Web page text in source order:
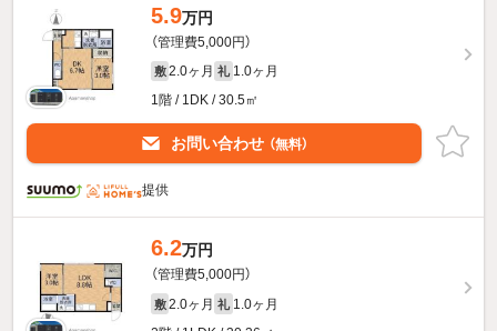
5.9万円
（管理費5,000円）
敷 2.0ヶ月 礼 1.0ヶ月
1階 / 1DK / 30.5㎡
お問い合わせ （無料）
提供
6.2万円
（管理費5,000円）
敷 2.0ヶ月 礼 1.0ヶ月